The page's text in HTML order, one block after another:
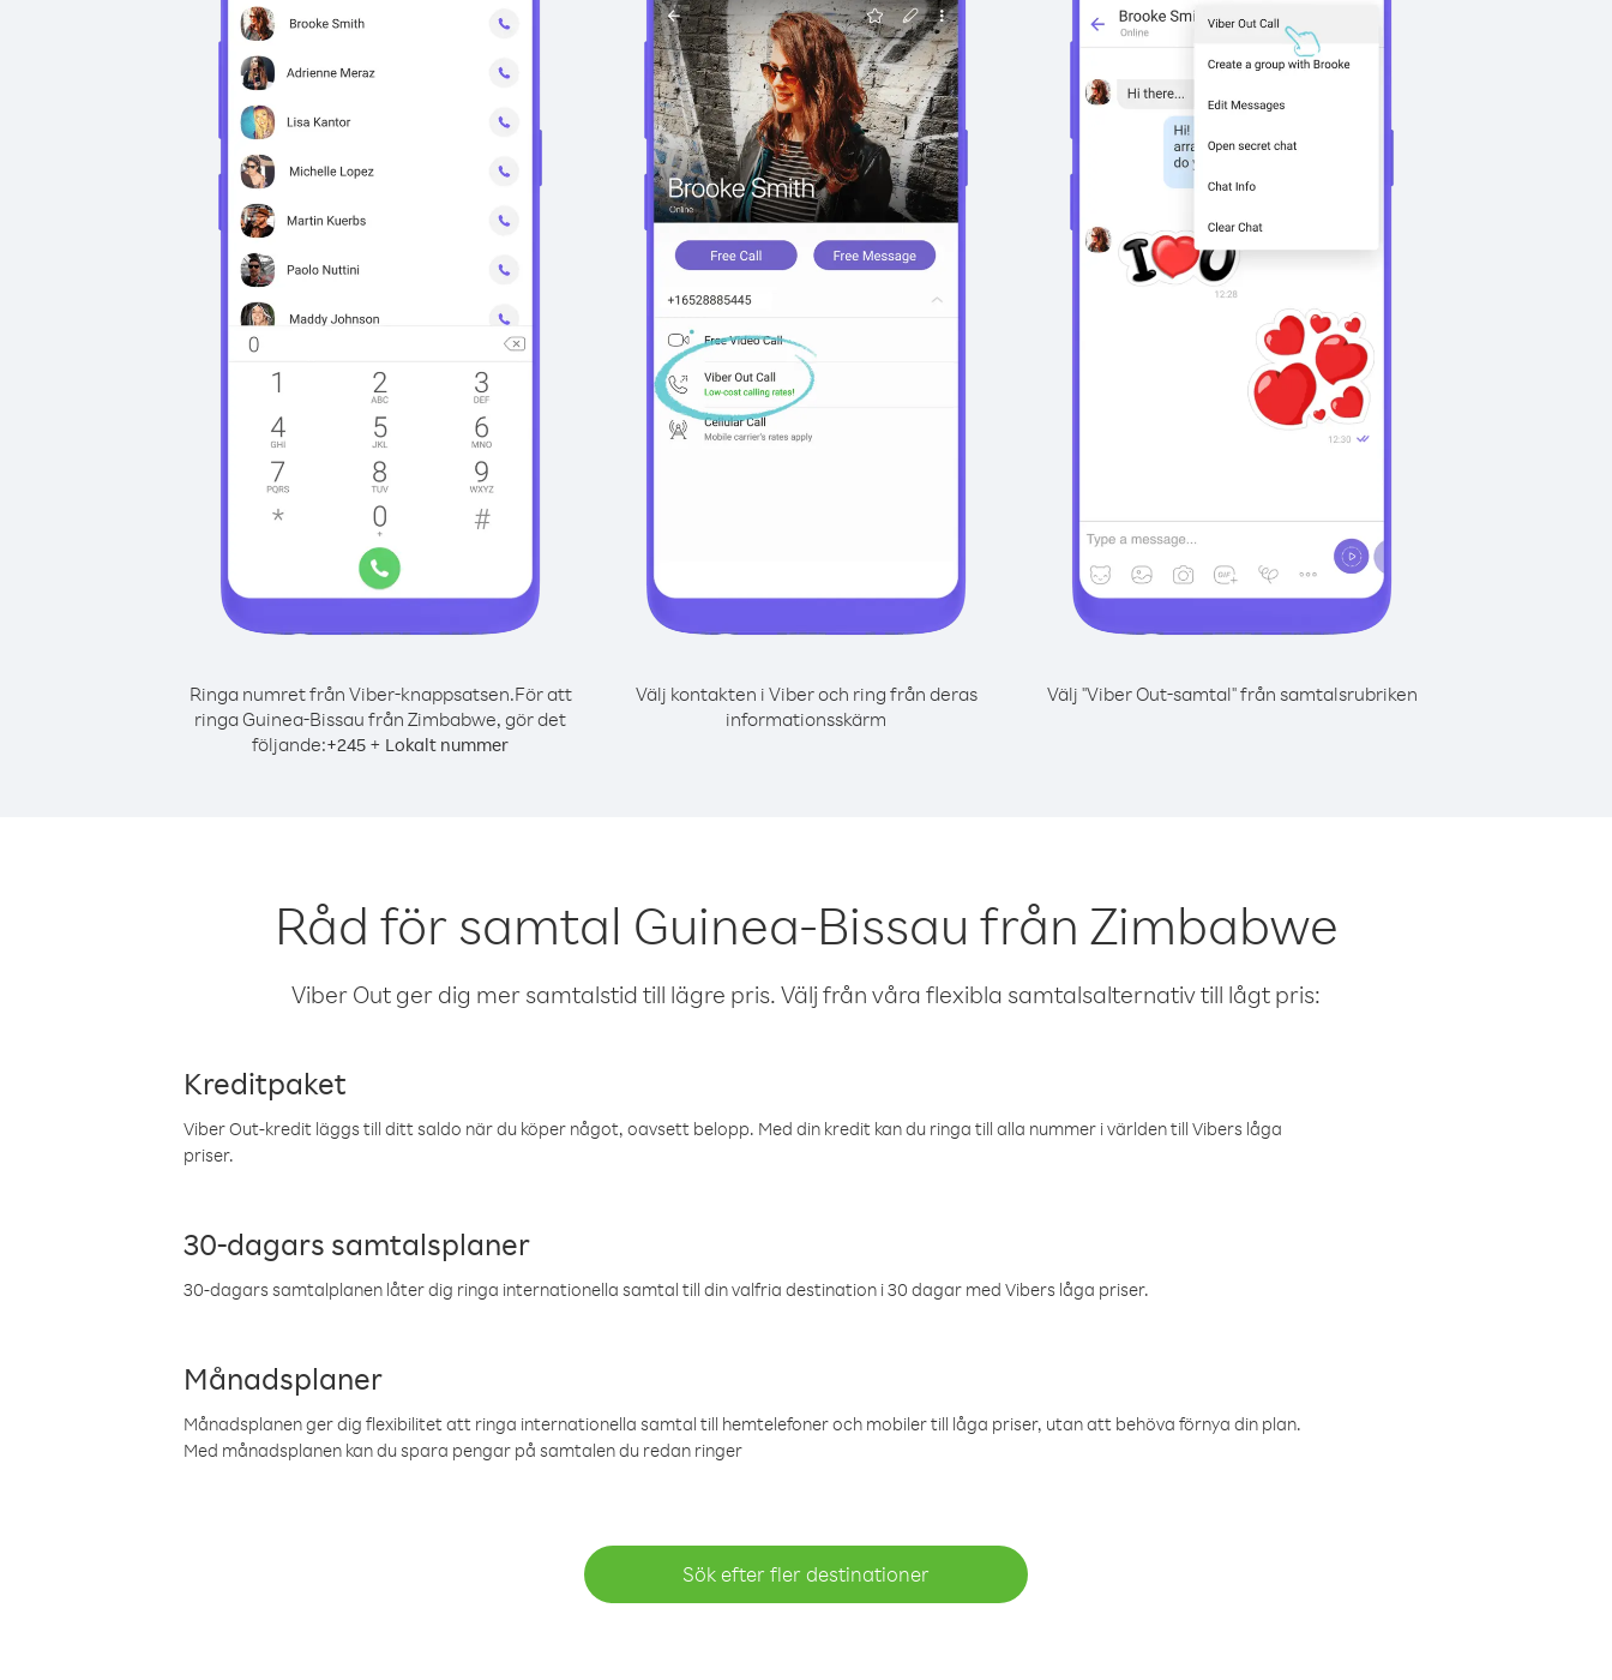
Ringa numret från Viber-knappsatsen.För att
ringa Guinea-Bissau från Zimbabwe, gör det
följande:+245 + Lokalt nummer
Välj kontakten i Viber och ring från deras
informationsskärm
Välj "Viber Out-samtal" från samtalsrubriken
Råd för samtal Guinea-Bissau från Zimbabwe
Viber Out ger dig mer samtalstid till lägre pris. Välj från våra flexibla samtalsalternativ till lågt pris:
Kreditpaket
Viber Out-kredit läggs till ditt saldo när du köper något, oavsett belopp. Med din kredit kan du ringa till alla nummer i världen till Vibers låga
priser.
30-dagars samtalsplaner
30-dagars samtalplanen låter dig ringa internationella samtal till din valfria destination i 30 dagar med Vibers låga priser.
Månadsplaner
Månadsplanen ger dig flexibilitet att ringa internationella samtal till hemtelefoner och mobiler till låga priser, utan att behöva förnya din plan.
Med månadsplanen kan du spara pengar på samtalen du redan ringer
Sök efter fler destinationer